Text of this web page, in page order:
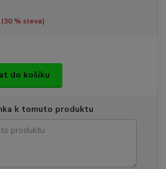
30% sleva)
do košíku
k tomuto produktu